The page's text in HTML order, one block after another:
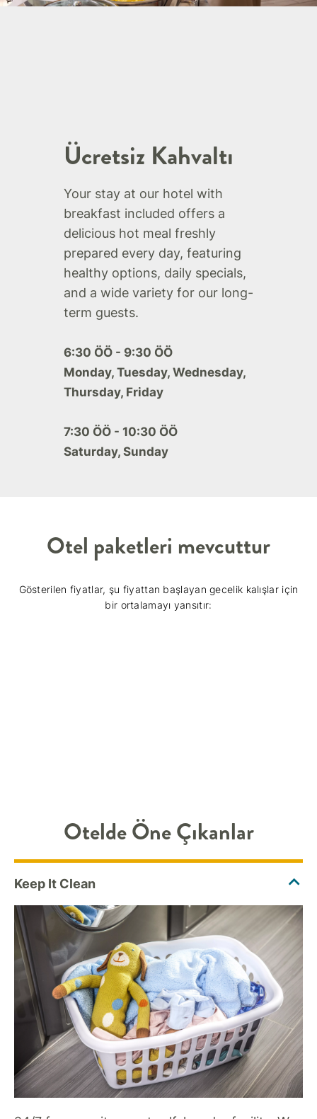
Ücretsiz Kahvaltı
Your stay at our hotel with
breakfast included offers a
delicious hot meal freshly
prepared every day, featuring
healthy options, daily specials,
and a wide variety for our long-
term guests.
6:30 ÖÖ - 9:30 ÖÖ
Monday, Tuesday, Wednesday,
Thursday, Friday
7:30 ÖÖ - 10:30 ÖÖ
Saturday, Sunday
Otel paketleri mevcuttur
Gösterilen fiyatlar, şu fiyattan başlayan gecelik kalışlar için
bir ortalamayı yansıtır:
Otelde Öne Çıkanlar